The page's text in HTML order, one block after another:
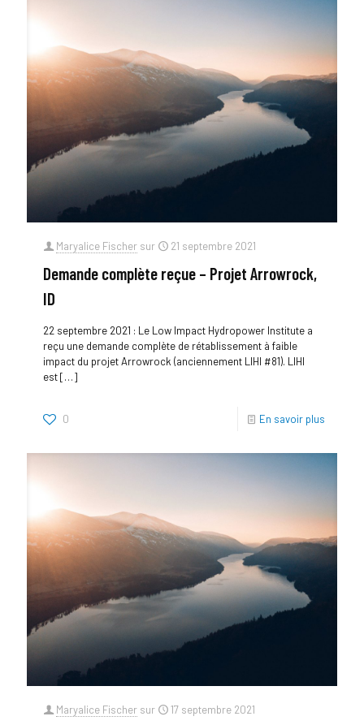
Maryalice Fischer sur 21 septembre 2021
Demande complète reçue – Projet Arrowrock,
ID
22 septembre 2021 : Le Low Impact Hydropower Institute a
reçu une demande complète de rétablissement à faible
impact du projet Arrowrock (anciennement LIHI #81). LIHI
est[…]
0 En savoir plus
Maryalice Fischer sur 17 septembre 2021